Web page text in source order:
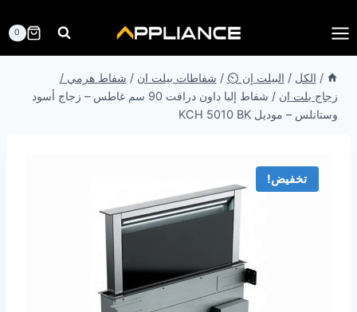
إلى
المحتوى
0
/ الكل / البيلت إن ⏲️ / شفاطات بيلت ان / شفاط هرمي /
زجاج بلت ان /
شفاط إلبا داون درافت 90 سم غاطس – زجاج أسود
وستانلس – موديل KCH 5010 BK
تخفيض!